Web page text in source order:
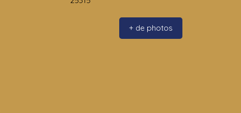
+ de photos